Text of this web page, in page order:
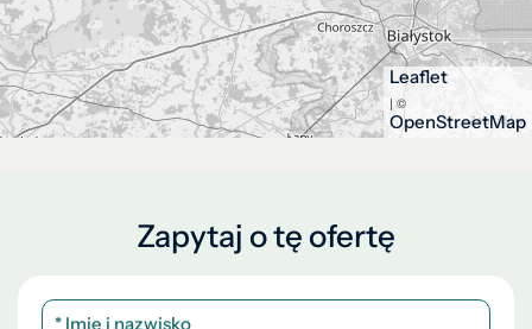
Leaflet
| ©
OpenStreetMap
Zapytaj o tę ofertę